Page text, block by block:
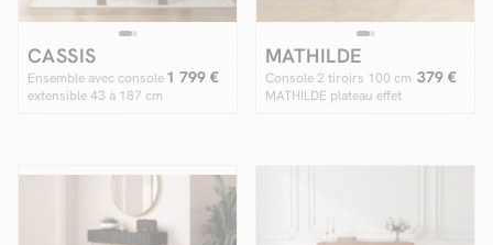
CASSIS
Ensemble avec console
extensible 43 à 187 cm
1 799 €
MATHILDE
Console 2 tiroirs 100 cm
MATHILDE plateau effet
379 €